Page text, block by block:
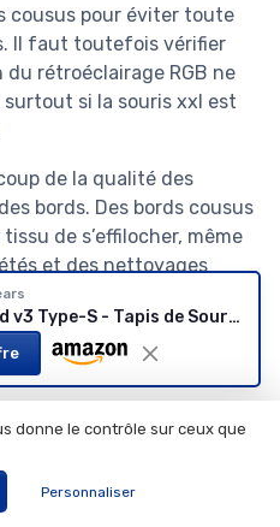
cousus pour éviter toute
Il faut toutefois vérifier
du rétroéclairage RGB ne
si la souris xxl est
de la qualité des
bords. Des bords cousus
de s’effilocher, même
et des nettoyages
enchaîne entraînements
antidérapante et cette
que la précision
:
retours et
Superglide Pad v3 Type-S - Tapis de Souris de Jeu en Verre alumino-Silicate, Bord en R Doux, Base en Silicone antidérapante 420 mm x 330 mm (L, Noir) noir 420L x 330l mm
donne le contrôle sur ceux que
Personnaliser